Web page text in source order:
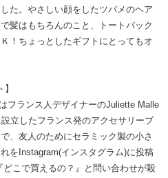
た。やさしい顔をしたツバメのヘア
髪はもちろんのこと、トートバック
！ちょっとしたギフトにとってもオ
フランス人デザイナーのJuliette Malle
立したフランス発のアクセサリーブ
、友人のためにセラミック製の小さ
をInstagram(インスタグラム)に投稿
こで買えるの？』と問い合わせが殺